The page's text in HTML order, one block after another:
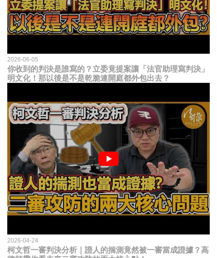
2026-06-05
你收到的判決是誰寫的？立委竟提案讓「法官助理寫判決」
明文化！那以後是不是乾脆連開庭都外包出去？
2026-04-24
柯文哲一審判決分析｜證人的揣測竟然被一審當成證據？高